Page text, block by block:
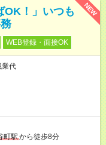
NEW
OK！」いつも
WEB登録・面接OK
代
町駅から徒歩8分